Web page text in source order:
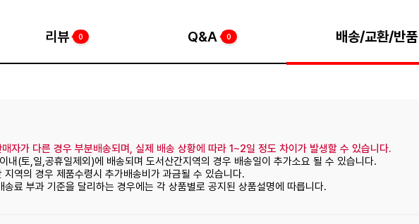
리뷰 0 Q&A 0 배송/교환/반품
자가 다른 경우 부분배송되며, 실제 배송 상황에 따라 1~2일 정도 차이가 발생할 수 있습니다.
내(토,일,공휴일제외)에 배송되며 도서산간지역의 경우 배송일이 추가소요 될 수 있습니다.
역의 경우 제품수령시 추가배송비가 과금될 수 있습니다.
료 부과 기준을 달리하는 경우에는 각 상품별로 공지된 상품설명에 따릅니다.